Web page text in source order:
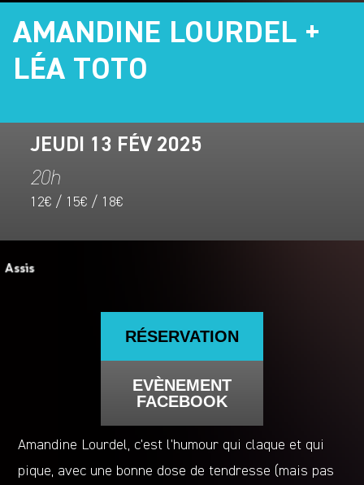
AMANDINE LOURDEL +
LÉA TOTO
JEUDI 13 FÉV 2025
20h
12€ / 15€ / 18€
RÉSERVATION
EVÈNEMENT
FACEBOOK
Amandine Lourdel, c’est l’humour qui claque et qui
pique, avec une bonne dose de tendresse (mais pas